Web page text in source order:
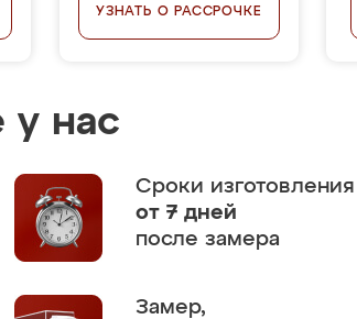
УЗНАТЬ О РАССРОЧКЕ
у нас
Сроки изготовления
от 7 дней
после замера
Замер,